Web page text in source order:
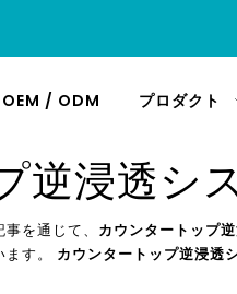
OEM / ODM プロダクト
逆浸透シ
を通じて、 カウンタートップ
す。 カウンタートップ逆浸透